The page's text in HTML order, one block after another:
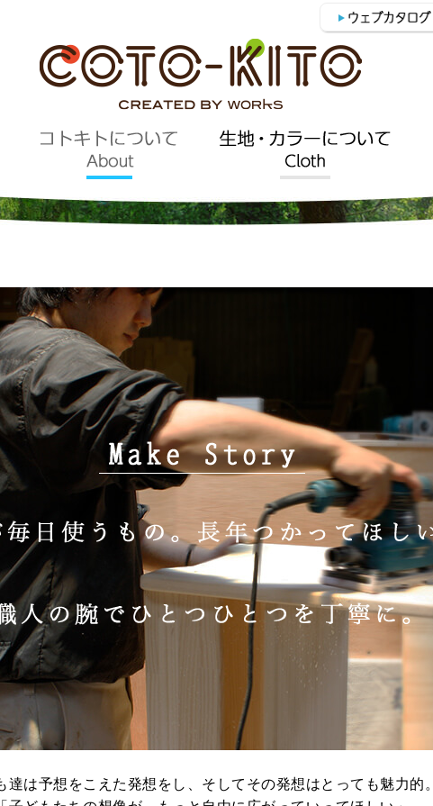
達は予想をこえた発想をし、そしてその発想はとっても魅力的。